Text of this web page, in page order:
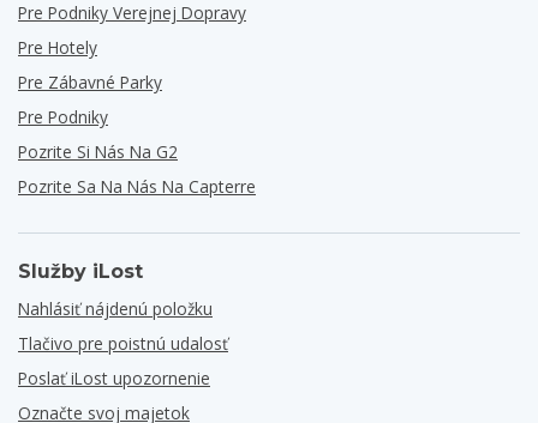
Pre Podniky Verejnej Dopravy
Pre Hotely
Pre Zábavné Parky
Pre Podniky
Pozrite Si Nás Na G2
Pozrite Sa Na Nás Na Capterre
Služby iLost
Nahlásiť nájdenú položku
Tlačivo pre poistnú udalosť
Poslať iLost upozornenie
Označte svoj majetok